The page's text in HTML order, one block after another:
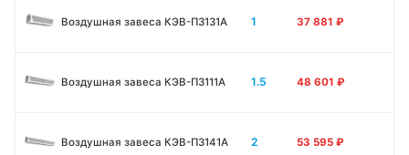
Воздушная завеса КЭВ-П3131A 1 37 881 ₽
Воздушная завеса КЭВ-П3111A 1.5 48 601 ₽
Воздушная завеса КЭВ-П3141A 2 53 595 ₽